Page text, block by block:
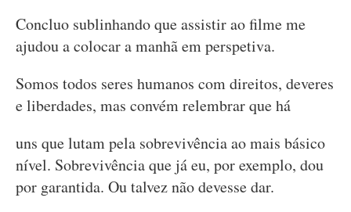
Concluo sublinhando que assistir ao filme me
ajudou a colocar a manhã em perspetiva.
Somos todos seres humanos com direitos, deveres
e liberdades, mas convém relembrar que há
uns que lutam pela sobrevivência ao mais básico
nível. Sobrevivência que já eu, por exemplo, dou
por garantida. Ou talvez não devesse dar.